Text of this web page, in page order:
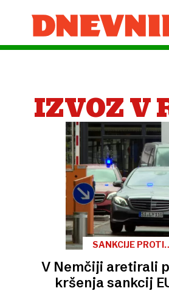
IZVOZ V
SANKCIJE PROTI
V Nemčiji aretirali
kršenja sankcij